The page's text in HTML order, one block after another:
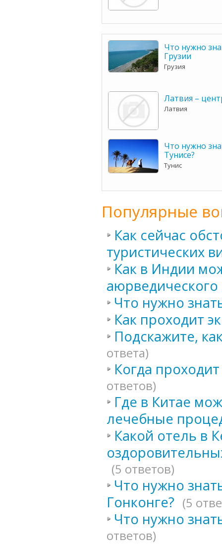
Что нужно
Грузии
Грузия
Латвия –
Латвия
Что нужно
Тунисе?
Тунис
Популярные
Как сейчас
туристических
Как в Индии
Что нужно
Как проходит
Подскажите,
ответа)
Когда
ответов)
Где в Китае
лечебные
Какой отель в
(5 ответов)
Что нужно
Гонконге? (5
Что нужно
ответов)